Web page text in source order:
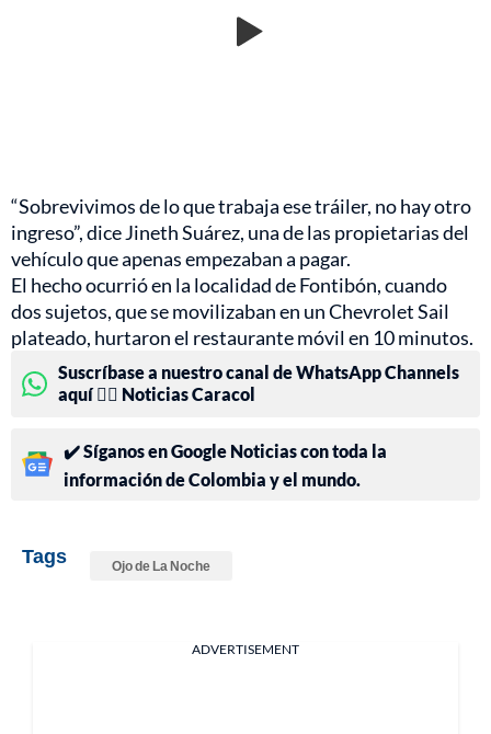
“Sobrevivimos de lo que trabaja ese tráiler, no hay otro
ingreso”, dice Jineth Suárez, una de las propietarias del
vehículo que apenas empezaban a pagar.
El hecho ocurrió en la localidad de Fontibón, cuando
dos sujetos, que se movilizaban en un Chevrolet Sail
plateado, hurtaron el restaurante móvil en 10 minutos.
Suscríbase a nuestro canal de WhatsApp Channels
aquí 👉🏻 Noticias Caracol
✔️ Síganos en Google Noticias con toda la
información de Colombia y el mundo.
Tags Ojo de La Noche
ADVERTISEMENT